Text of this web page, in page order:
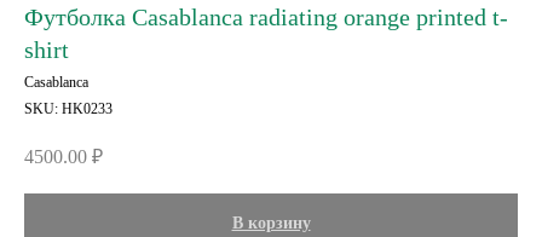
Футболка Casablanca radiating orange printed t-
shirt
Casablanca
SKU: HK0233
4500.00 ₽
В корзину